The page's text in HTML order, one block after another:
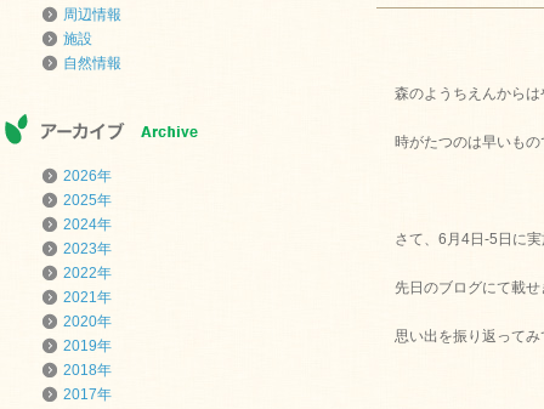
周辺情報
施設
自然情報
2026年
2025年
2024年
2023年
2022年
2021年
2020年
2019年
2018年
2017年
森のようちえんから
時がたつのは早いも
さて、6月4日-5日に
先日のブログにて載
思い出を振り返って